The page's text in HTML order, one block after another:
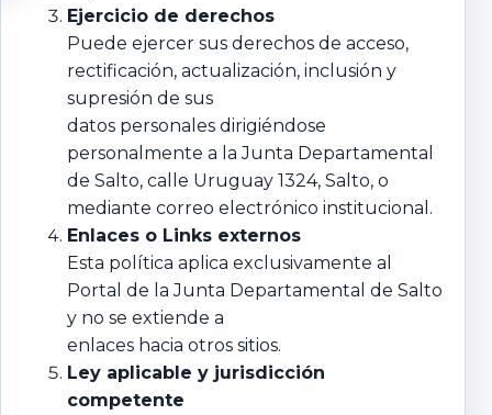
Ejercicio de derechos
Puede ejercer sus derechos de acceso,
rectificación, actualización, inclusión y
supresión de sus
datos personales dirigiéndose
personalmente a la Junta Departamental
de Salto, calle Uruguay 1324, Salto, o
mediante correo electrónico institucional.
Enlaces o Links externos
Esta política aplica exclusivamente al
Portal de la Junta Departamental de Salto
y no se extiende a
enlaces hacia otros sitios.
Ley aplicable y jurisdicción
competente